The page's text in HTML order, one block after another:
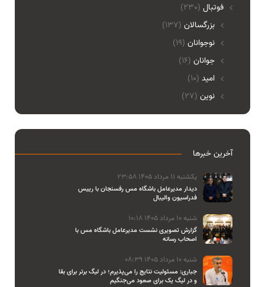
(230) فوتبال
بزرگسالان (137)
نوجوانان (19)
جوانان (16)
امید (10)
نوین (27)
آخرین خبرها
یکشنبه 11 مرداد 1405 23:58
دیدار مدیرعامل باشگاه مس رفسنجان با رییس
فدراسیون والیبال
شنبه 10 مرداد 1405 10:18
گزارش تصویری نشست مدیرعامل باشگاه مس با
اصحاب رسانه
شنبه 10 مرداد 1405 08:39
جباری: مسئولیت نتایج را می‌پذیرم؛ در لیگ برتر برای بقا
و در لیگ یک برای صعود می‌جنگیم